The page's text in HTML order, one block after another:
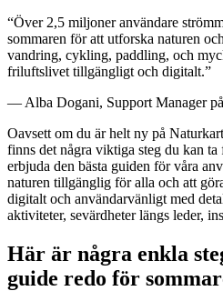
“Över 2,5 miljoner användare
sommaren för att utforska naturen
vandring, cykling, paddling, och
friluftslivet tillgängligt och digitalt.”
— Alba Dogani, Support Manager
Oavsett om du är helt ny på
finns det några viktiga steg du kan
erbjuda den bästa guiden för våra
naturen tillgänglig för alla och att
digitalt och användarvänligt med
aktiviteter, sevärdheter längs leder,
Här är några enkla
guide redo för